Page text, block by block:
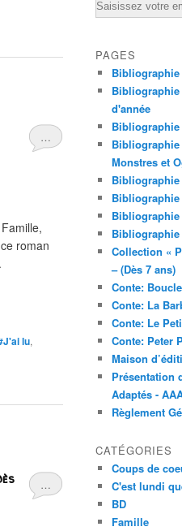
…
roman
lu,
…
PAGES
Bibliographie
d'année
Bibliographie
Bibliographie
Monstres et
Bibliographie
Collection «
– (Dès 7 ans)
Conte:
Conte: La
Conte: Le
Conte: Peter
Maison
Présentation
Adaptés -
Règlement
CATÉGORIES
Coups de
C'est lundi
BD
Famille